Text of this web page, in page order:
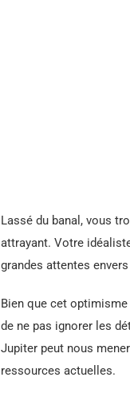
Lassé du banal, vous
attrayant. Votre
grandes attentes
Bien que cet
de ne pas ignorer les
Jupiter peut nous
ressources actuelles.